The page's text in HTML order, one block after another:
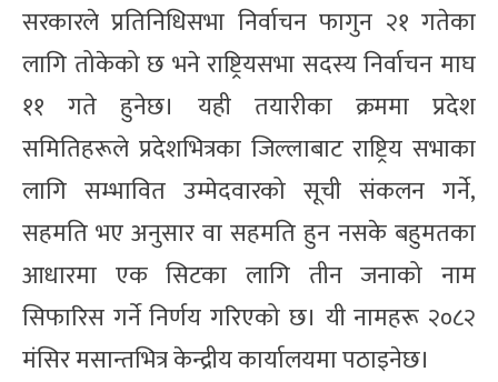
सरकारले प्रतिनिधिसभा निर्वाचन फागुन २१ गतेका
लागि तोकेको छ भने राष्ट्रियसभा सदस्य निर्वाचन माघ
११ गते हुनेछ। यही तयारीका क्रममा प्रदेश
समितिहरूले प्रदेशभित्रका जिल्लाबाट राष्ट्रिय सभाका
लागि सम्भावित उम्मेदवारको सूची संकलन गर्ने,
सहमति भए अनुसार वा सहमति हुन नसके बहुमतका
आधारमा एक सिटका लागि तीन जनाको नाम
सिफारिस गर्ने निर्णय गरिएको छ। यी नामहरू २०८२
मंसिर मसान्तभित्र केन्द्रीय कार्यालयमा पठाइनेछ।